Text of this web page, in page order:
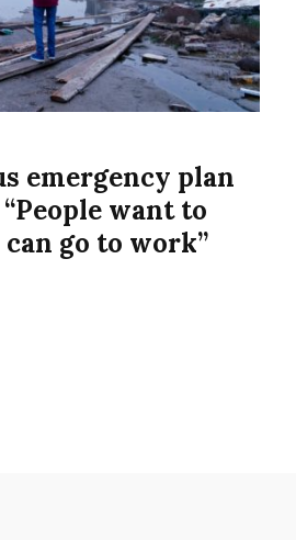
emergency plan
want to
go to work”